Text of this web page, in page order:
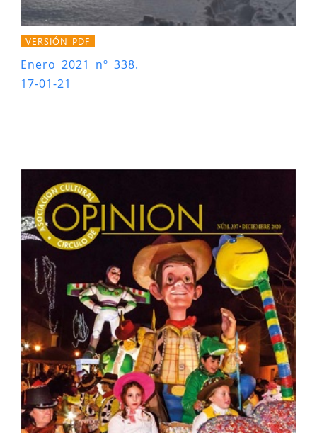
VERSIÓN PDF
Enero 2021 nº 338.
17-01-21